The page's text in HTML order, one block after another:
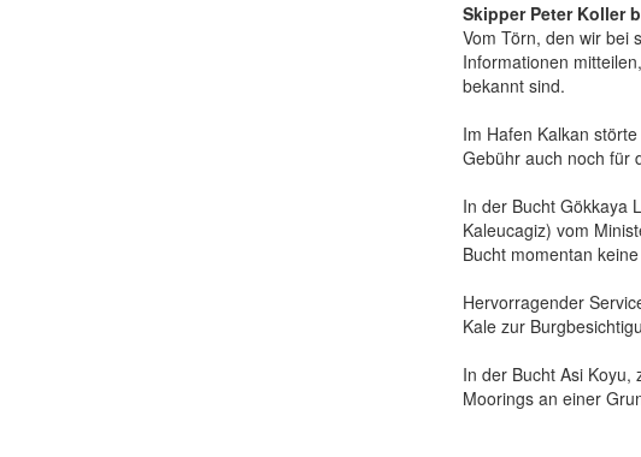
Skipper Peter Koller
Vom Törn, den wir bei
Informationen
bekannt sind.
Im Hafen Kalkan
Gebühr auch noch für
In der Bucht Gökkaya
Kaleucagiz) vom
Bucht momentan
Hervorragender
Kale zur
In der Bucht Asi
Moorings an einer